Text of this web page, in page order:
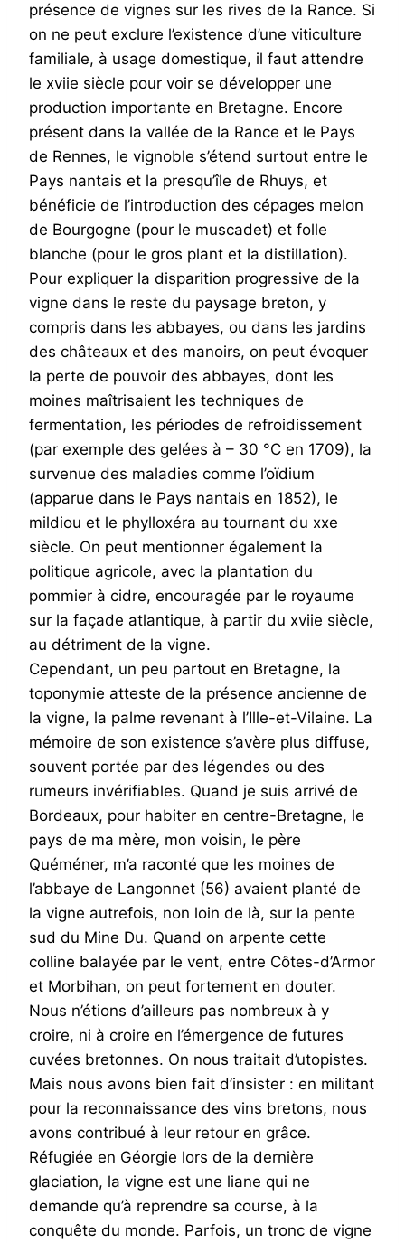
présence de vignes sur les rives de la Rance. Si
on ne peut exclure l’existence d’une viticulture
familiale, à usage domestique, il faut attendre
le xviie siècle pour voir se développer une
production importante en Bretagne. Encore
présent dans la vallée de la Rance et le Pays
de Rennes, le vignoble s’étend surtout entre le
Pays nantais et la presqu’île de Rhuys, et
bénéficie de l’introduction des cépages melon
de Bourgogne (pour le muscadet) et folle
blanche (pour le gros plant et la distillation).
Pour expliquer la disparition progressive de la
vigne dans le reste du paysage breton, y
compris dans les abbayes, ou dans les jardins
des châteaux et des manoirs, on peut évoquer
la perte de pouvoir des abbayes, dont les
moines maîtrisaient les techniques de
fermentation, les périodes de refroidissement
(par exemple des gelées à – 30 °C en 1709), la
survenue des maladies comme l’oïdium
(apparue dans le Pays nantais en 1852), le
mildiou et le phylloxéra au tournant du xxe
siècle. On peut mentionner également la
politique agricole, avec la plantation du
pommier à cidre, encouragée par le royaume
sur la façade atlantique, à partir du xviie siècle,
au détriment de la vigne.
Cependant, un peu partout en Bretagne, la
toponymie atteste de la présence ancienne de
la vigne, la palme revenant à l’Ille-et-Vilaine. La
mémoire de son existence s’avère plus diffuse,
souvent portée par des légendes ou des
rumeurs invérifiables. Quand je suis arrivé de
Bordeaux, pour habiter en centre-Bretagne, le
pays de ma mère, mon voisin, le père
Quéméner, m’a raconté que les moines de
l’abbaye de Langonnet (56) avaient planté de
la vigne autrefois, non loin de là, sur la pente
sud du Mine Du. Quand on arpente cette
colline balayée par le vent, entre Côtes-d’Armor
et Morbihan, on peut fortement en douter.
Nous n’étions d’ailleurs pas nombreux à y
croire, ni à croire en l’émergence de futures
cuvées bretonnes. On nous traitait d’utopistes.
Mais nous avons bien fait d’insister : en militant
pour la reconnaissance des vins bretons, nous
avons contribué à leur retour en grâce.
Réfugiée en Géorgie lors de la dernière
glaciation, la vigne est une liane qui ne
demande qu’à reprendre sa course, à la
conquête du monde. Parfois, un tronc de vigne